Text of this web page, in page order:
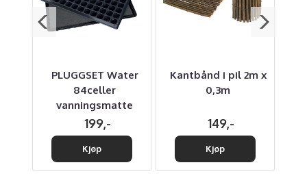
PLUGGSET Water
84celler
vanningsmatte
199,-
Kjøp
Kantbånd i pil 2m x
0,3m
149,-
Kjøp